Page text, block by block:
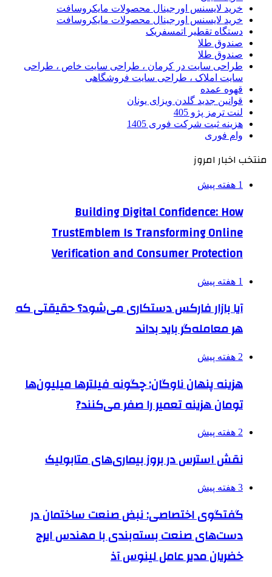
خرید لایسنس اورجینال محصولات مایکروسافت
خرید لایسنس اورجینال محصولات مایکروسافت
دستگاه تقطیر اتمسفریک
صندوق طلا
صندوق طلا
طراحی سایت در کرمان ، طراحی سایت خاص ، طراحی
سایت املاک ، طراحی سایت فروشگاهی
قهوه عمده
قوانین جدید گلدن ویزای یونان
لنت ترمز پژو 405
هزینه ثبت شرکت فوری 1405
وام فوری
منتخب اخبار امروز
1 هفته پیش
Building Digital Confidence: How
TrustEmblem Is Transforming Online
Verification and Consumer Protection
1 هفته پیش
آیا بازار فارکس دستکاری می‌شود؟ حقیقتی که
هر معامله‌گر باید بداند
2 هفته پیش
هزینه پنهان ناوگان: چگونه فیلترها میلیون‌ها
تومان هزینه تعمیر را صفر می‌کنند?
2 هفته پیش
نقش استرس در بروز بیماری‌های متابولیک
3 هفته پیش
گفتگوی اختصاصی: نبض صنعت ساختمان در
دست‌های صنعت بسته‌بندی با مهندس ایرج
خضریان مدیر عامل لینوس آذ